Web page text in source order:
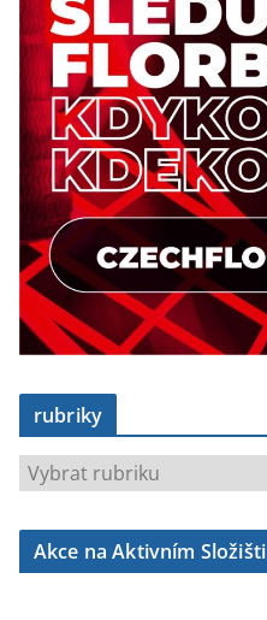
rubriky
u
b
Akce na Aktivním Složišti